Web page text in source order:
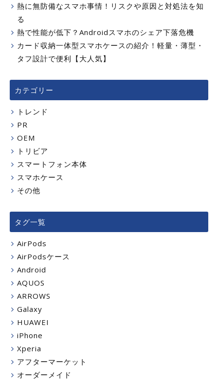
熱に無防備なスマホ事情！リスクや原因と対処法を知
る
熱で性能が低下？Androidスマホのシェア下落危機
カード収納一体型スマホケースの紹介！軽量・薄型・
タフ設計で便利【大人気】
カテゴリー
トレンド
PR
OEM
トリビア
スマートフォン本体
スマホケース
その他
タグ一覧
AirPods
AirPodsケース
Android
AQUOS
ARROWS
Galaxy
HUAWEI
iPhone
Xperia
アフターマーケット
オーダーメイド